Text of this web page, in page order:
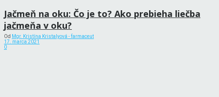
Jačmeň na oku: Čo je to? Ako prebieha liečba
jačmeňa v oku?
Od Mgr. Kristína Kristalyová - farmaceut
17. marca 2021
0